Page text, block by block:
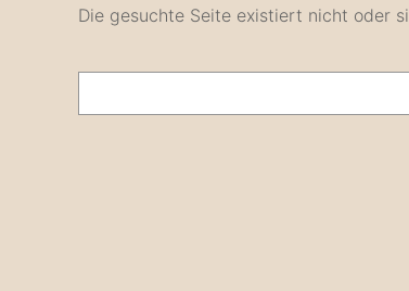
Die gesuchte Seite existiert nicht oder